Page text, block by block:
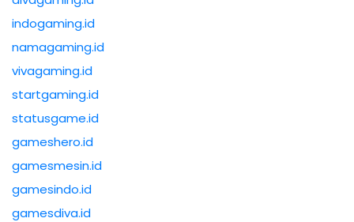
indogaming.id
namagaming.id
vivagaming.id
startgaming.id
statusgame.id
gameshero.id
gamesmesin.id
gamesindo.id
gamesdiva.id